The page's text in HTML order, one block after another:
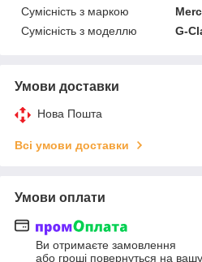
Сумісність з маркою
Сумісність з моделлю
G-
Умови доставки
Нова Пошта
Всі умови доставки
Умови оплати
Ви отримаєте замовлення
або гроші повернуться на